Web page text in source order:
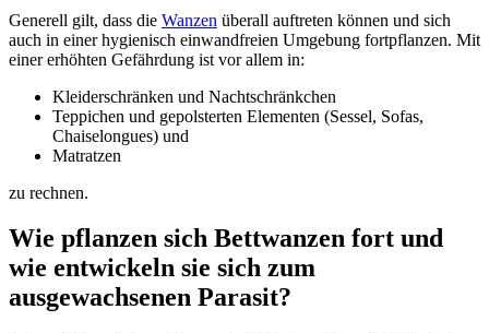
Generell gilt, dass die Wanzen überall auftreten können und sich
auch in einer hygienisch einwandfreien Umgebung fortpflanzen. Mit
einer erhöhten Gefährdung ist vor allem in:
Kleiderschränken und Nachtschränkchen
Teppichen und gepolsterten Elementen (Sessel, Sofas,
Chaiselongues) und
Matratzen
zu rechnen.
Wie pflanzen sich Bettwanzen fort und
wie entwickeln sie sich zum
ausgewachsenen Parasit?